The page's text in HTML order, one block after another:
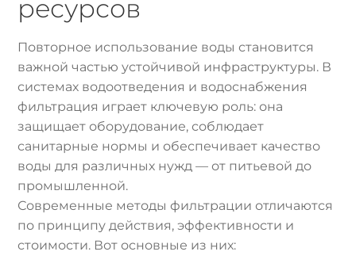
ресурсов
Повторное использование воды становится
важной частью устойчивой инфраструктуры. В
системах водоотведения и водоснабжения
фильтрация играет ключевую роль: она
защищает оборудование, соблюдает
санитарные нормы и обеспечивает качество
воды для различных нужд — от питьевой до
промышленной.
Современные методы фильтрации отличаются
по принципу действия, эффективности и
стоимости. Вот основные из них: